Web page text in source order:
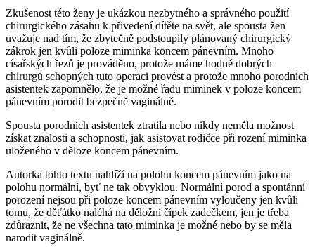
Zkušenost této ženy je ukázkou nezbytného a správného použití
chirurgického zásahu k přivedení dítěte na svět, ale spousta žen
uvažuje nad tím, že zbytečně podstoupily plánovaný chirurgický
zákrok jen kvůli poloze miminka koncem pánevním. Mnoho
císařských řezů je prováděno, protože máme hodně dobrých
chirurgů schopných tuto operaci provést a protože mnoho porodních
asistentek zapomnělo, že je možné řadu miminek v poloze koncem
pánevním porodit bezpečně vaginálně.
Spousta porodních asistentek ztratila nebo nikdy neměla možnost
získat znalosti a schopnosti, jak asistovat rodičce při rození miminka
uloženého v děloze koncem pánevním.
Autorka tohto textu nahlíží na polohu koncem pánevním jako na
polohu normální, byť ne tak obvyklou. Normální porod a spontánní
porození nejsou při poloze koncem pánevním vyloučeny jen kvůli
tomu, že děťátko naléhá na děložní čípek zadečkem, jen je třeba
zdůraznit, že ne všechna tato miminka je možné nebo by se měla
narodit vaginálně.